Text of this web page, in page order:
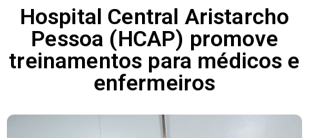
Hospital Central Aristarcho
Pessoa (HCAP) promove
treinamentos para médicos e
enfermeiros